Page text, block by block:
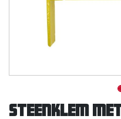
Steenklem